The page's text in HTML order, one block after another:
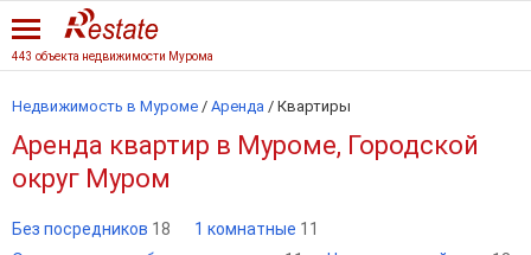
443 объекта недвижимости Мурома
Недвижимость в Муроме / Аренда / Квартиры
Аренда квартир в Муроме, Городской
округ Муром
Без посредников 18 1 комнатные 11